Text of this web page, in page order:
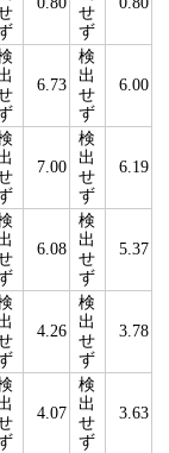
せ
ず
6.73
検
出
せ
ず
6.00
7.00
検
出
せ
ず
6.19
6.08
検
出
せ
ず
5.37
4.26
検
出
せ
ず
3.78
4.07
検
出
せ
ず
3.63